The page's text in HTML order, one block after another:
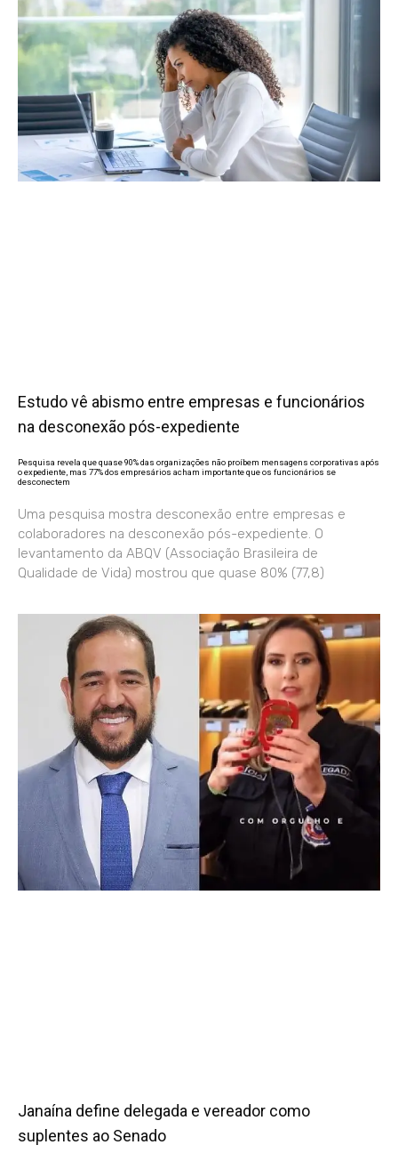
Estudo vê abismo entre empresas e funcionários
na desconexão pós-expediente
Pesquisa revela que quase 90% das organizações não proíbem mensagens corporativas após
o expediente, mas 77% dos empresários acham importante que os funcionários se
desconectem
Uma pesquisa mostra desconexão entre empresas e
colaboradores na desconexão pós-expediente. O
levantamento da ABQV (Associação Brasileira de
Qualidade de Vida) mostrou que quase 80% (77,8)
Janaína define delegada e vereador como
suplentes ao Senado